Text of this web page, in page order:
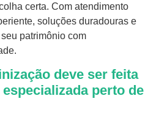
certa. Com atendimento
soluções duradouras e
patrimônio com
deve ser feita
perto de